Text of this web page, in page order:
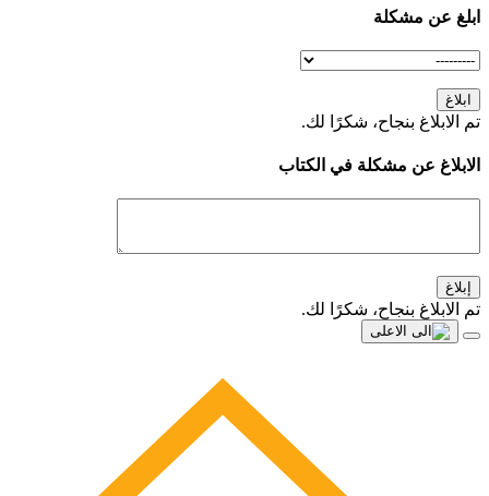
ابلغ عن مشكلة
ابلاغ
تم الابلاغ بنجاح، شكرًا لك.
الابلاغ عن مشكلة في الكتاب
إبلاغ
تم الابلاغ بنجاح، شكرًا لك.